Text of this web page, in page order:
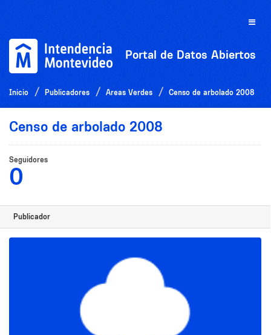
Toggle
Portal de Datos Abiertos
Inicio Publicadores Areas Verdes Censo de arbolado 2008
Censo de arbolado 2008
Seguidores
0
Publicador